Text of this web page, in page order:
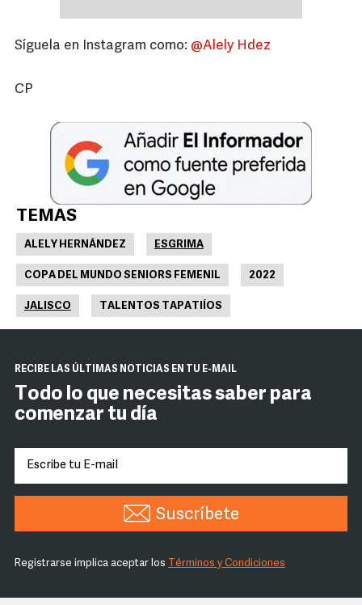
Síguela en Instagram como: @Alely Hdez
CP
TEMAS
ALELY HERNÁNDEZ ESGRIMA
COPA DEL MUNDO SENIORS FEMENIL 2022
JALISCO TALENTOS TAPATIÍOS
RECIBE LAS ÚLTIMAS NOTICIAS EN TU E-MAIL
Todo lo que necesitas saber para
comenzar tu día
Suscríbete
Registrarse implica aceptar los Términos y Condiciones